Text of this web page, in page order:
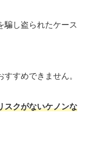
騙し盗られたケース
すめできません。
スクがないケノンな